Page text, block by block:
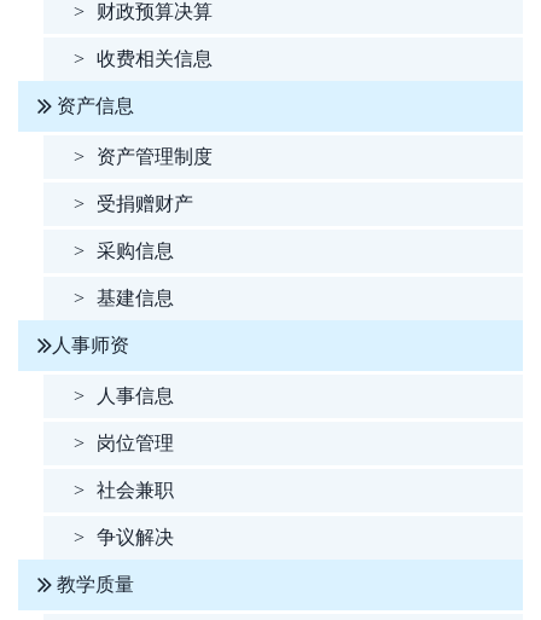
> 财政预算决算
> 收费相关信息
资产信息
> 资产管理制度
> 受捐赠财产
> 采购信息
> 基建信息
人事师资
> 人事信息
> 岗位管理
> 社会兼职
> 争议解决
教学质量